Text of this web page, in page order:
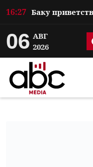
16:27
06 АВГ
2026